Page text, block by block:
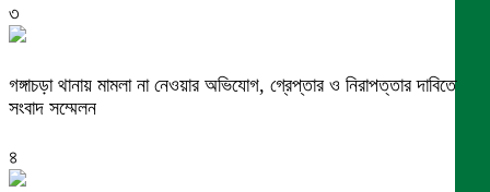
৩
গঙ্গাচড়া থানায় মামলা না নেওয়ার অভিযোগ, গ্রেপ্তার ও নিরাপত্তার দাবিতে
সংবাদ সম্মেলন
৪